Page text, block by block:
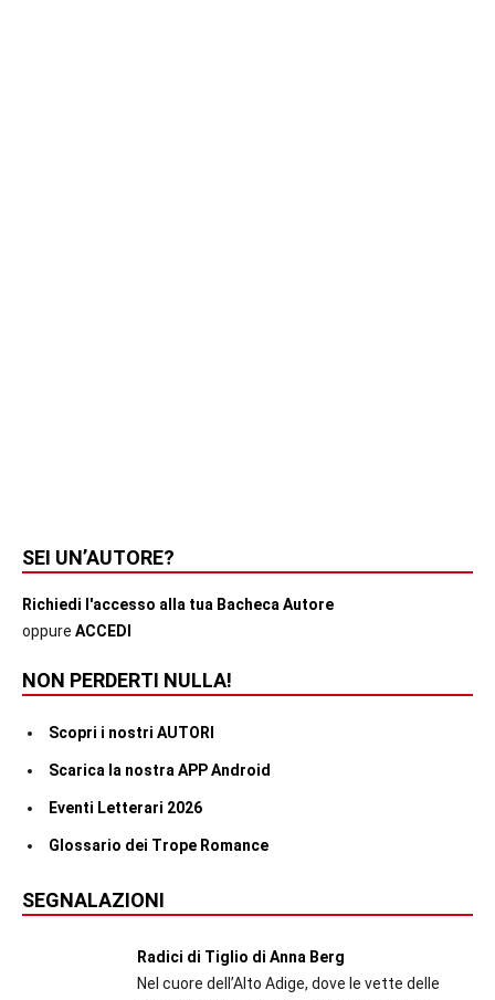
SEI UN’AUTORE?
Richiedi l'accesso alla tua Bacheca Autore
oppure ACCEDI
NON PERDERTI NULLA!
Scopri i nostri AUTORI
Scarica la nostra APP Android
Eventi Letterari 2026
Glossario dei Trope Romance
SEGNALAZIONI
Radici di Tiglio di Anna Berg
Nel cuore dell’Alto Adige, dove le vette delle